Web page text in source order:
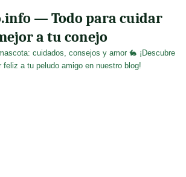
— Todo para cuidar
a tu conejo
cuidados, consejos y amor 🐇 ¡Descubre
feliz a tu peludo amigo en nuestro blog!